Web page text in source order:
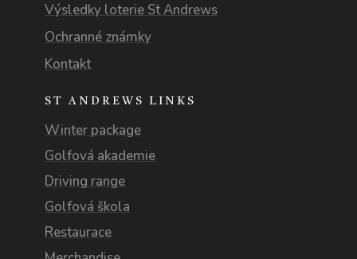
Výsledky loterie St Andrews
Ochranné známky
Kontakt
ST ANDREWS LINKS
Winter package
Golfová akademie
Driving range
Golfová škola
Restaurace